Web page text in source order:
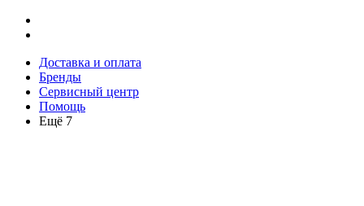
Доставка и оплата
Бренды
Сервисный центр
Помощь
Ещё 7